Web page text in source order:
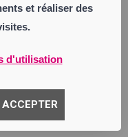
et réaliser des
d'utilisation